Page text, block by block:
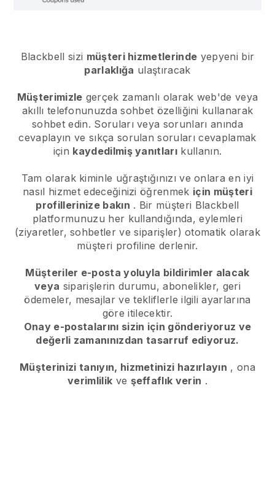
Blackbell sizi müşteri hizmetlerinde yepyeni bir
parlaklığa ulaştıracak
Müşterimizle gerçek zamanlı olarak web'de veya
akıllı telefonunuzda sohbet özelliğini kullanarak
sohbet edin. Soruları veya sorunları anında
cevaplayın ve sıkça sorulan soruları cevaplamak
için kaydedilmiş yanıtları kullanın.
Tam olarak kiminle uğraştığınızı ve onlara en iyi
nasıl hizmet edeceğinizi öğrenmek için müşteri
profillerinize bakın . Bir müşteri Blackbell
platformunuzu her kullandığında, eylemleri
(ziyaretler, sohbetler ve siparişler) otomatik olarak
müşteri profiline derlenir.
Müşteriler e-posta yoluyla bildirimler alacak
veya siparişlerin durumu, abonelikler, geri
ödemeler, mesajlar ve tekliflerle ilgili ayarlarına
göre itilecektir.
Onay e-postalarını sizin için gönderiyoruz ve
değerli zamanınızdan tasarruf ediyoruz.
Müşterinizi tanıyın, hizmetinizi hazırlayın , ona
verimlilik ve şeffaflık verin .